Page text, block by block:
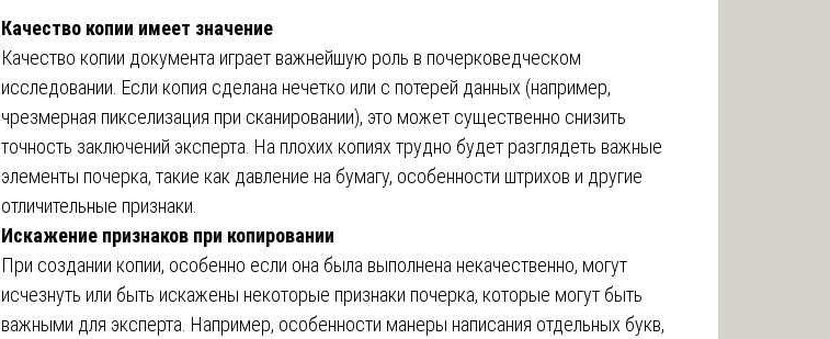
Качество копии имеет значение
Качество копии документа играет важнейшую роль в почерковедческом
исследовании. Если копия сделана нечетко или с потерей данных (например,
чрезмерная пикселизация при сканировании), это может существенно снизить
точность заключений эксперта. На плохих копиях трудно будет разглядеть важные
элементы почерка, такие как давление на бумагу, особенности штрихов и другие
отличительные признаки.
Искажение признаков при копировании
При создании копии, особенно если она была выполнена некачественно, могут
исчезнуть или быть искажены некоторые признаки почерка, которые могут быть
важными для эксперта. Например, особенности манеры написания отдельных букв,